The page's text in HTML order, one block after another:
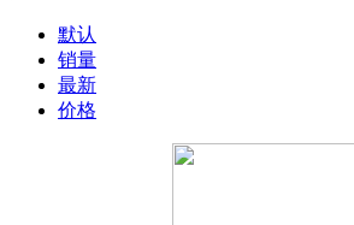
默认
销量
最新
价格